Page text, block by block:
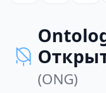
(ONG)